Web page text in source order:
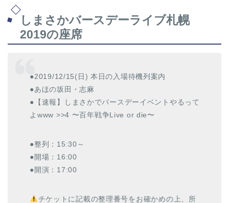
しまさかバースデーライブ札幌
2019の座席
●2019/12/15(日) 本日の入場待機列案内
●あほの坂田・志麻
●【速報】しまさかでバースデーイベントやるって
よwww >>4 〜百年戦争Live or die〜
●整列：15:30～
●開場：16:00
●開演：17:00
チケットに記載の整理番号をお確かめの上、所